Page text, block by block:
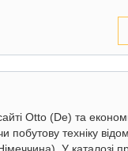
Otto (De) та
побутову техніку